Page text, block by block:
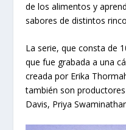
de los alimentos y
sabores de distintos
La serie, que consta de
que fue grabada a una
creada por Erika
también son
Davis, Priya